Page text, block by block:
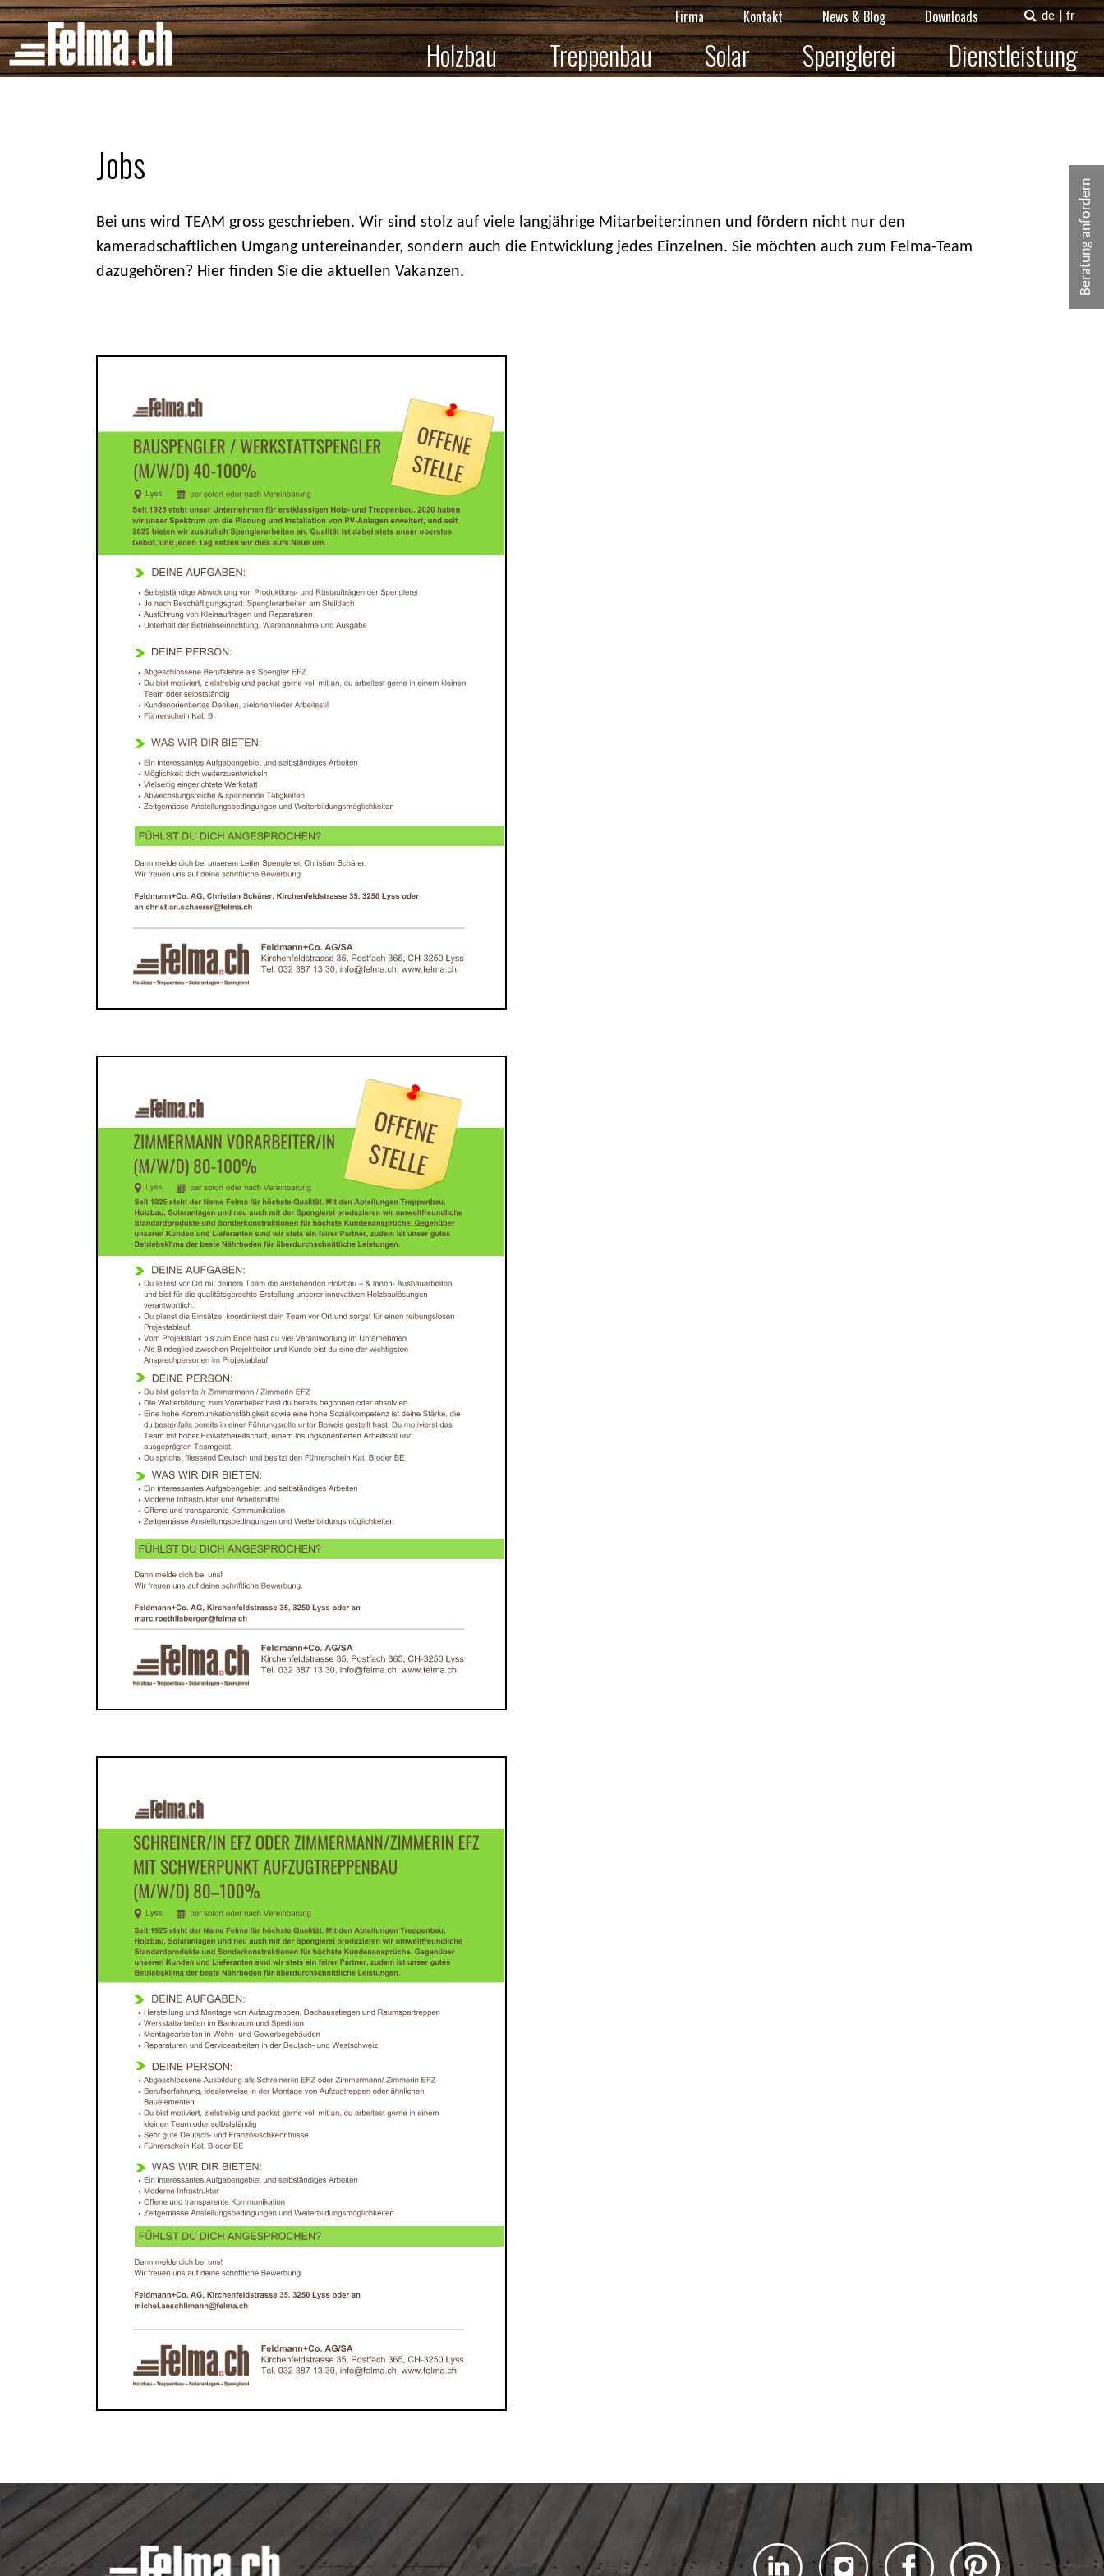
Firma Kontakt News & Blog Downloads de | fr
Holzbau Treppenbau Solar Spenglerei Dienstleistung
Jobs
Bei uns wird TEAM gross geschrieben. Wir sind stolz auf viele langjährige Mitarbeiter:innen und fördern nicht nur den
kameradschaftlichen Umgang untereinander, sondern auch die Entwicklung jedes Einzelnen. Sie möchten auch zum Felma-Team
dazugehören? Hier finden Sie die aktuellen Vakanzen.
Beratung anfordern
Cookie-Einstellungen